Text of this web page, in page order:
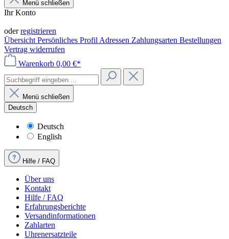
Menü schließen
Ihr Konto
oderregistrieren
Übersicht Persönliches Profil Adressen Zahlungsarten Bestellungen
Vertrag widerrufen
Warenkorb 0,00 €*
Menü schließen
Deutsch
Deutsch
English
Hilfe / FAQ
Über uns
Kontakt
Hilfe / FAQ
Erfahrungsberichte
Versandinformationen
Zahlarten
Uhrenersatzteile